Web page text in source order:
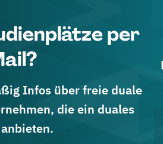
per
Infos über freie duale
die ein duales